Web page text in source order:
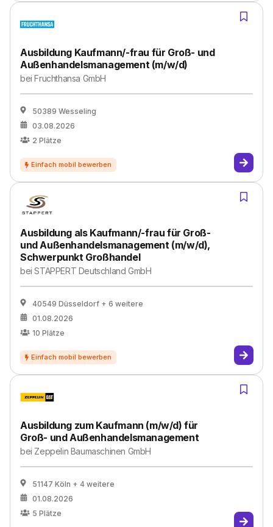
Ausbildung Kaufmann/-frau für Groß- und
Außenhandelsmanagement (m/w/d)
beiFruchthansa GmbH
50389 Wesseling
03.08.2026
2 Plätze
Ausbildung als Kaufmann/-frau für Groß-
und Außenhandelsmanagement (m/w/d),
Schwerpunkt Großhandel
beiSTAPPERT Deutschland GmbH
40549 Düsseldorf + 6 weitere
01.08.2026
10 Plätze
Ausbildung zum Kaufmann (m/w/d) für
Groß- und Außenhandelsmanagement
bei Zeppelin Baumaschinen GmbH
51147 Köln + 4 weitere
01.08.2026
5 Plätze